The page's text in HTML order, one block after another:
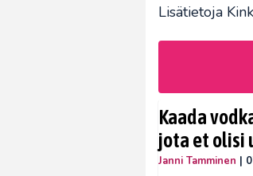
Lisätietoja
Kaada
jota et olisi
Janni Tamminen |